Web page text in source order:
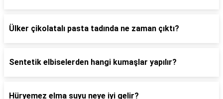
Ülker çikolatalı pasta tadında ne zaman çıktı?
Sentetik elbiselerden hangi kumaşlar yapılır?
Hüryemez elma suyu neye iyi gelir?